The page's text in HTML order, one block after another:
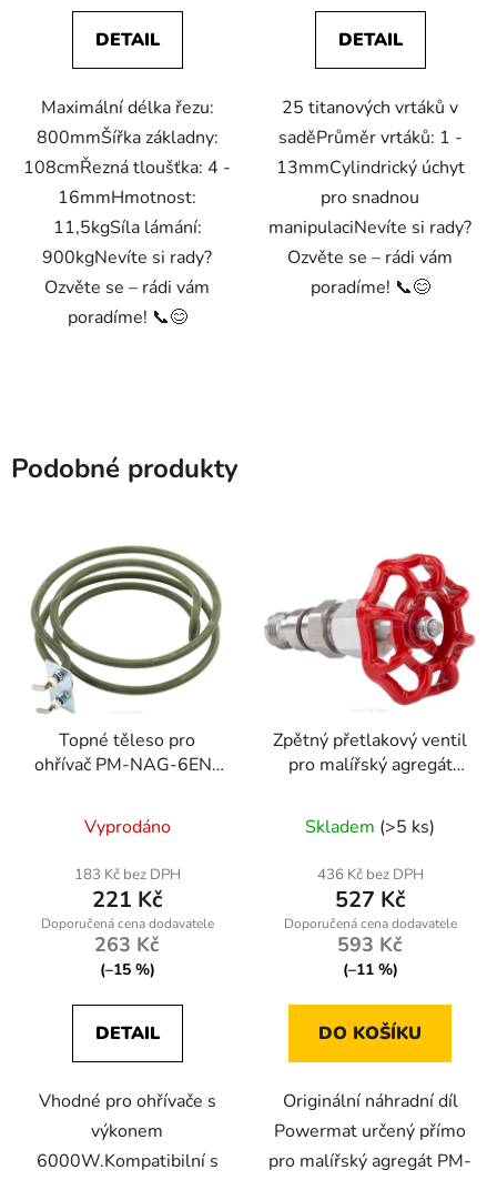
DETAIL
Maximální délka řezu:
800mmŠířka základny:
108cmŘezná tloušťka: 4 -
16mmHmotnost:
11,5kgSíla lámání:
900kgNevíte si rady?
Ozvěte se – rádi vám
poradíme! 📞😊
DETAIL
25 titanových vrtáků v
saděPrůměr vrtáků: 1 -
13mmCylindrický úchyt
pro snadnou
manipulaciNevíte si rady?
Ozvěte se – rádi vám
poradíme! 📞😊
Podobné produkty
Topné těleso pro
ohřívač PM-NAG-6EN-
Vyprodáno
183 Kč bez DPH
221 Kč
263 Kč
(–15 %)
DETAIL
Vhodné pro ohřívače s
výkonem
6000W.Kompatibilní s
Zpětný přetlakový ventil
pro malířský agregát
1500M-ZZ
Skladem (>5 ks)
436 Kč bez DPH
527 Kč
593 Kč
(–11 %)
DO KOŠÍKU
Originální náhradní díl
Powermat určený přímo
pro malířský agregát PM-